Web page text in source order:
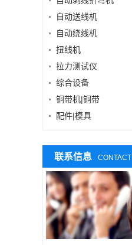
自动送线机
自动绕线机
扭线机
拉力测试仪
综合设备
铜带机|铜带
配件|模具
联系信息 CONTACT